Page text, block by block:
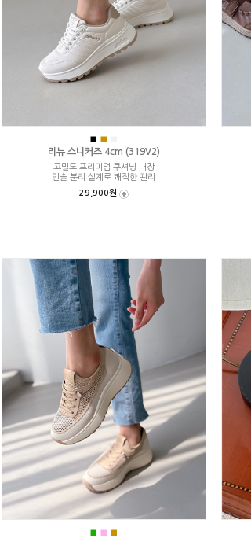
■ ■
리뉴 스니커즈 4cm (319V2)
고밀도 프리미엄 쿠셔닝 내장
인솔 분리 설계로 쾌적한 관리
29,900원
■ ■ ■